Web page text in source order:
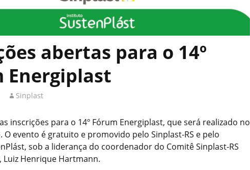
abertas para o 14º
Energiplast
Sinplast
inscrições para o 14º Fórum Energiplast, que será realizado no
O evento é gratuito e promovido pelo Sinplast-RS e pelo
sob a liderança do coordenador do Comitê Sinplast-RS
Luiz Henrique Hartmann.